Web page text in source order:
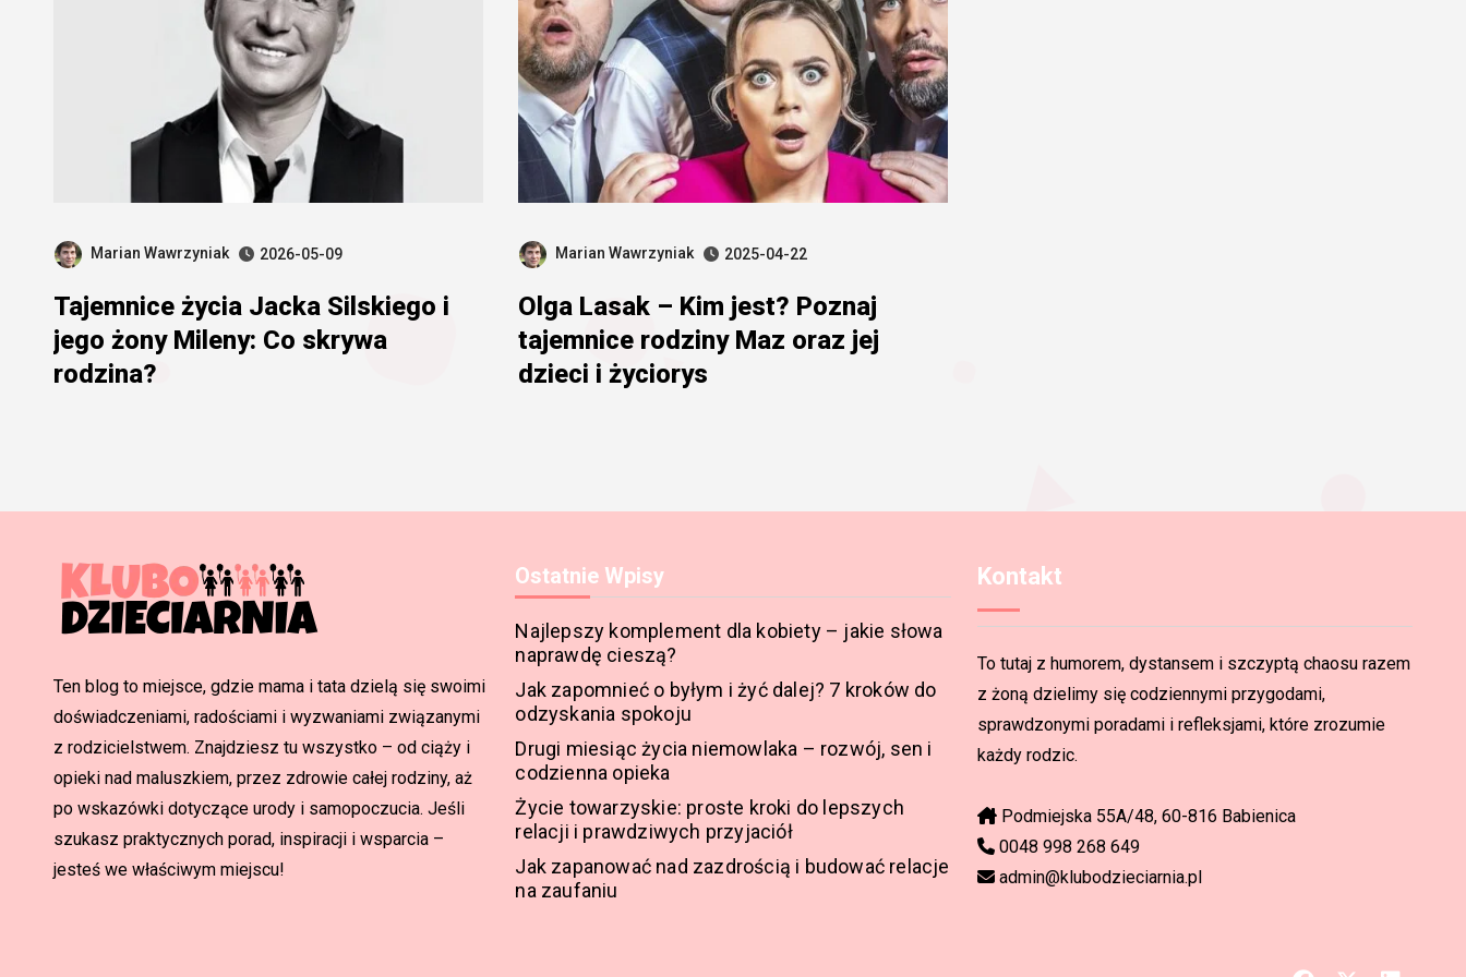
Marian Wawrzyniak 2026-05-09
Tajemnice życia Jacka Silskiego i
jego żony Mileny: Co skrywa
rodzina?
Marian Wawrzyniak 2025-04-22
Olga Lasak – Kim jest? Poznaj
tajemnice rodziny Maz oraz jej
dzieci i życiorys
Ten blog to miejsce, gdzie mama i tata dzielą się swoimi
doświadczeniami, radościami i wyzwaniami związanymi
z rodzicielstwem. Znajdziesz tu wszystko – od ciąży i
opieki nad maluszkiem, przez zdrowie całej rodziny, aż
po wskazówki dotyczące urody i samopoczucia. Jeśli
szukasz praktycznych porad, inspiracji i wsparcia –
jesteś we właściwym miejscu!
Ostatnie Wpisy
Najlepszy komplement dla kobiety – jakie słowa
naprawdę cieszą?
Jak zapomnieć o byłym i żyć dalej? 7 kroków do
odzyskania spokoju
Drugi miesiąc życia niemowlaka – rozwój, sen i
codzienna opieka
Życie towarzyskie: proste kroki do lepszych
relacji i prawdziwych przyjaciół
Jak zapanować nad zazdrością i budować relacje
na zaufaniu
Kontakt
To tutaj z humorem, dystansem i szczyptą chaosu razem
z żoną dzielimy się codziennymi przygodami,
sprawdzonymi poradami i refleksjami, które zrozumie
każdy rodzic.
Podmiejska 55A/48, 60-816 Babienica
0048 998 268 649
admin@klubodzieciarnia.pl